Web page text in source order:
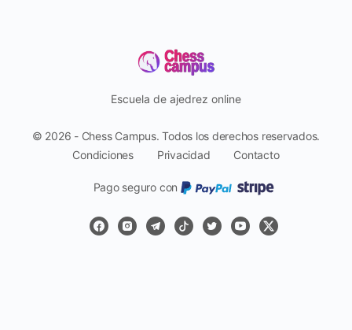
Escuela de ajedrez online
© 2026 - Chess Campus. Todos los derechos reservados.
Condiciones
Privacidad Contacto
Pago seguro con